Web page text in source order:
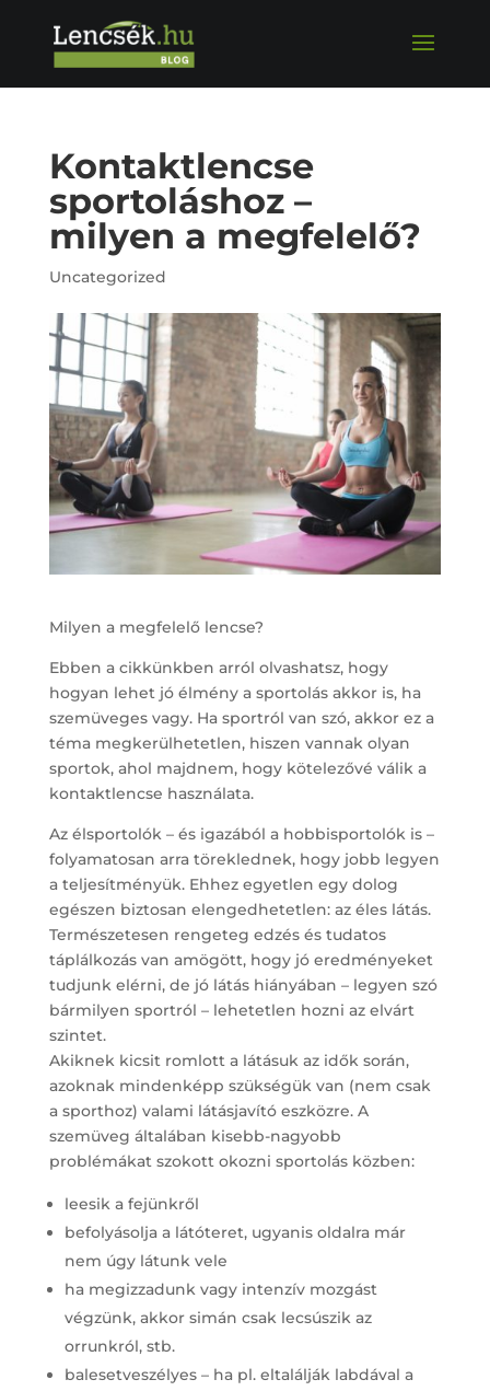
Kontaktlencse
sportoláshoz –
milyen a megfelelő?
Uncategorized
Milyen a megfelelő lencse?
Ebben a cikkünkben arról olvashatsz, hogy
hogyan lehet jó élmény a sportolás akkor is, ha
szemüveges vagy. Ha sportról van szó, akkor ez a
téma megkerülhetetlen, hiszen vannak olyan
sportok, ahol majdnem, hogy kötelezővé válik a
kontaktlencse használata.
Az élsportolók – és igazából a hobbisportolók is –
folyamatosan arra töreklednek, hogy jobb legyen
a teljesítményük. Ehhez egyetlen egy dolog
egészen biztosan elengedhetetlen: az éles látás.
Természetesen rengeteg edzés és tudatos
táplálkozás van amögött, hogy jó eredményeket
tudjunk elérni, de jó látás hiányában – legyen szó
bármilyen sportról – lehetetlen hozni az elvárt
szintet.
Akiknek kicsit romlott a látásuk az idők során,
azoknak mindenképp szükségük van (nem csak
a sporthoz) valami látásjavító eszközre. A
szemüveg általában kisebb-nagyobb
problémákat szokott okozni sportolás közben:
leesik a fejünkről
befolyásolja a látóteret, ugyanis oldalra már
nem úgy látunk vele
ha megizzadunk vagy intenzív mozgást
végzünk, akkor simán csak lecsúszik az
orrunkról, stb.
balesetveszélyes – ha pl. eltalálják labdával a